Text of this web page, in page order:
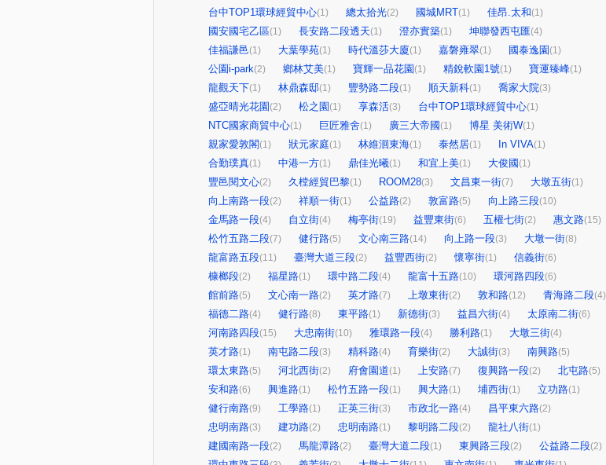
台中TOP1環球經貿中心(1) 總太拾光(2) 國城MRT(1) 佳昂.太和(1)
國安國宅乙區(1) 長安路二段透天(1) 澄亦實築(1) 坤聯發西屯匯(4)
佳福謙邑(1) 大葉學苑(1) 時代溫莎大廈(1) 嘉磐雍翠(1) 國泰逸園 (1)
公園i-park(2) 鄉林艾美(1) 寶輝一品花園 (1) 精銳軟園1號(1) 寶運臻峰(1)
龍觀天下(1) 林鼎森邸(1) 豐勢路二段(1) 順天新科(1) 喬家大院(3)
盛亞晴光花園 (2) 松之園 (1) 享森活(3) 台中TOP1環球經貿中心(1)
NTC國家商貿中心(1) 巨匠雅舍(1) 廣三大帝國 (1) 博星 美術W(1)
親家愛敦閣(1) 狀元家庭(1) 林維洄東海(1) 泰然居(1) In VIVA(1)
合勤璞真(1) 中港一方(1) 鼎佳光曦(1) 和宜上美(1) 大俊國 (1)
豐邑閱文心(2) 久樘經貿巴黎(1) ROOM28(3) 文昌東一街(7) 大墩五街(1)
向上南路一段(2) 祥順一街(1) 公益路(2) 敦富路(5) 向上路三段(10)
金馬路一段(4) 自立街(4) 梅亭街(19) 益豐東街(6) 五權七街(2) 惠文路(15)
松竹五路二段(7) 健行路(5) 文心南三路(14) 向上路一段(3) 大墩一街(8)
龍富路五段(11) 臺灣大道三段(2) 益豐西街(2) 懷寧街(1) 信義街(6)
槺榔段(2) 福星路(1) 環中路二段(4) 龍富十五路(10) 環河路四段(6)
館前路(5) 文心南一路(2) 英才路(7) 上墩東街(2) 敦和路(12) 青海路二段(4)
福德二路(4) 健行路(8) 東平路(1) 新德街(3) 益昌六街(4) 太原南二街(6)
河南路四段(15) 大忠南街(10) 雅環路一段(4) 勝利路(1) 大墩三街(4)
英才路(1) 南屯路二段(3) 精科路(4) 育樂街(2) 大誠街(3) 南興路(5)
環太東路(5) 河北西街(2) 府會園道(1) 上安路(7) 復興路一段(2) 北屯路(5)
安和路(6) 興進路(1) 松竹五路一段(1) 興大路(1) 埔西街(1) 立功路(1)
健行南路(9) 工學路(1) 正英三街(3) 市政北一路(4) 昌平東六路(2)
忠明南路(3) 建功路(2) 忠明南路(1) 黎明路二段(2) 龍社八街(1)
建國南路一段(2) 馬龍潭路(2) 臺灣大道二段(1) 東興路三段(2) 公益路二段(2)